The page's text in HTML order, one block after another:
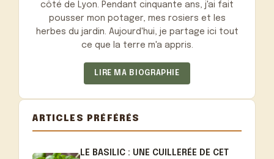
côté de Lyon. Pendant cinquante ans, j'ai fait
pousser mon potager, mes rosiers et les
herbes du jardin. Aujourd'hui, je partage ici tout
ce que la terre m'a appris.
LIRE MA BIOGRAPHIE
ARTICLES PRÉFÉRÉS
LE BASILIC : UNE CUILLERÉE DE CET